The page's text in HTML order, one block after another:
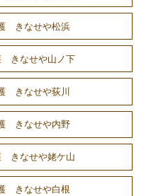
きなせや松浜
きなせや山ノ下
きなせや荻川
きなせや内野
きなせや姥ケ山
きなせや白根